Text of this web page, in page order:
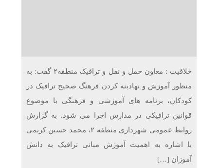
خلاقیت : معاون حمل و نقل و ترافیک منطقه۲ گفت: به
منظور آموزش و نهادینه کردن فرهنگ صحیح ترافیک در
کودکان، برنامه های آموزشی و فرهنگی با موضوع
قوانین ترافیکی در مدارس اجرا می شود. به گزارش
روابط عمومی شهرداری منطقه ۲، محمد حسین کریمی
با اشاره به اهمیت آموزش مبانی ترافیک به دانش
آموزان […]